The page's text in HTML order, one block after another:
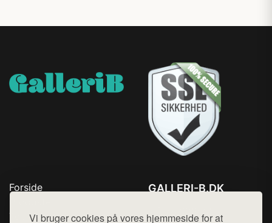
Vi bruger cookies på vores hjemmeside for at
Forside
Top Rabatter
GALLERI-B.DK